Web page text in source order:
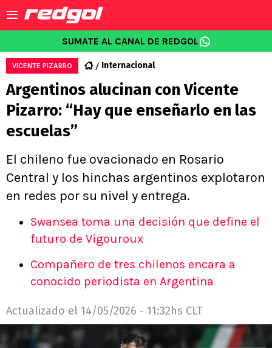
SUMATE AL CANAL DE REDGOL
VICENTE PIZARRO Internacional
Argentinos alucinan con Vicente
Pizarro: “Hay que enseñarlo en las
escuelas”
El chileno fue ovacionado en Rosario
Central y los hinchas argentinos explotaron
en redes por su nivel y entrega.
Swansea toma una decisión que define el
futuro de Vigouroux
Compañero de tres chilenos encara a
conocido periodista en Argentina
Actualizado el 14/05/2026 - 11:32hs CLT